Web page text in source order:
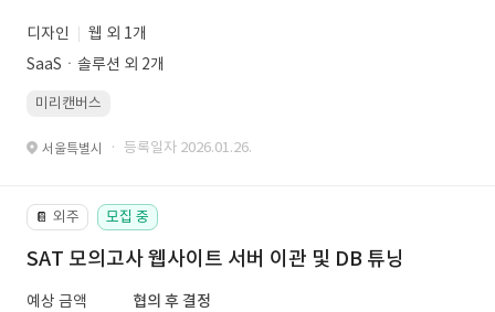
디자인
웹 외 1개
SaaSㆍ솔루션 외 2개
미리캔버스
서울특별시 · 등록일자 2026.01.26.
📔 외주 모집 중
SAT 모의고사 웹사이트 서버 이관 및 DB 튜닝
예상 금액
협의 후 결정